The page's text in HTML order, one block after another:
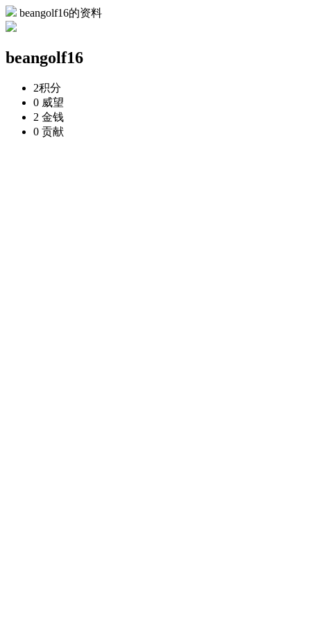
beangolf16的资料
beangolf16
2积分
0 威望
2 金钱
0 贡献